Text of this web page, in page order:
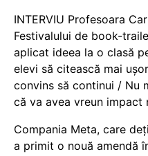
INTERVIU Profesoara
Festivalului de book-
aplicat ideea la o clasă
elevi să citească mai
convins să continui / Nu
că va avea vreun impact
Compania Meta, care
a primit o nouă amendă